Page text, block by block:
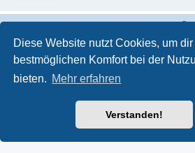
Diese Website nutzt Cookies, um dir
bestmöglichen Komfort bei der
bieten. Mehr erfahren
Verstanden!
Deutsche Übersetzung durch
Datenschutz